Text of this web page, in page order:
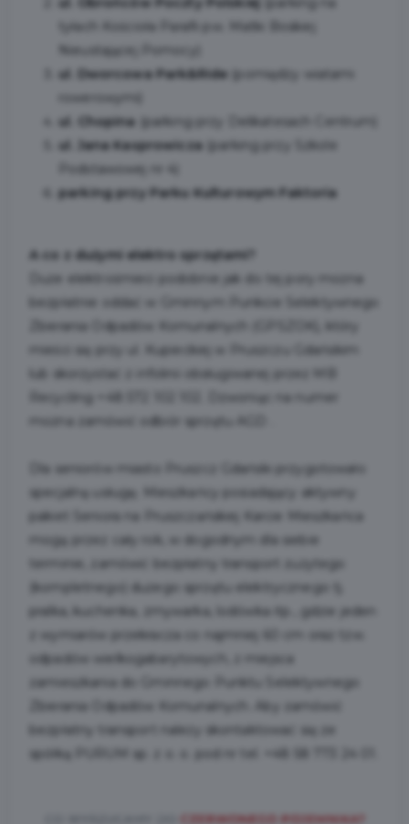
tyłach Kościoła Parafii pw. Matki Boskiej
Nieustającej Pomocy)
ul. Dworcowa Park&Ride (pomiędzy wiatami
rowerowymi)
ul. Chopina (parking przy Delikatesach Centrum)
ul. Jana Kasprowicza(parking przy Szkole
Podstawowej nr 4)
parking przy Parku Kulturowym Faktoria
A co z dużymi elektro sprzętami?
Duże elektrośmieci podobnie jak do tej pory można
bezpłatnie oddać w Gminnym Punkcie Selektywnego
Zbierania Odpadów Komunalnych (GPSZOK), który
mieści się przy ul. Kupieckiej w Pruszczu Gdańskim
lub skorzystać z infolinii obsługiwanej przez MB
Recycling +48 572 102 102. Dzwoniąc na numer
można zamówić odbiór sprzętu AGD .
Dla seniorów miasto Pruszcz Gdański przygotowało
specjalną usługę. Mieszkańcy posiadający aktywny
pakiet Seniora na Pruszczańskiej Karcie Mieszkańca
mogą przez cały rok, w dogodnym dla siebie
terminie, zamówić bezpłatny transport zużytego
(kompletnego) dużego sprzętu elektrycznego tj.
pralka, kuchenka, zmywarka, lodówka itp., gdzie jeden
z wymiarów przekracza co najmniej 60 cm oraz tzw.
odpadów wielkogabarytowych, z miejsca
zamieszkania do Gminnego Punktu Selektywnego
Zbierania Odpadów Komunalnych. Aby zamówić
bezpłatny transport należy skontaktować się ze
spółką PURUM sp. z o. o. pod nr tel. +48 58 773 24 01.